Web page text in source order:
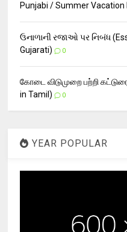
Punjabi / Summer Vacation
ઉનાળાની રજાઓ પર નિબંધ
Gujarati)
0
கோடை விடுமுறை பற்றி
in Tamil)
0
YEAR POPULAR